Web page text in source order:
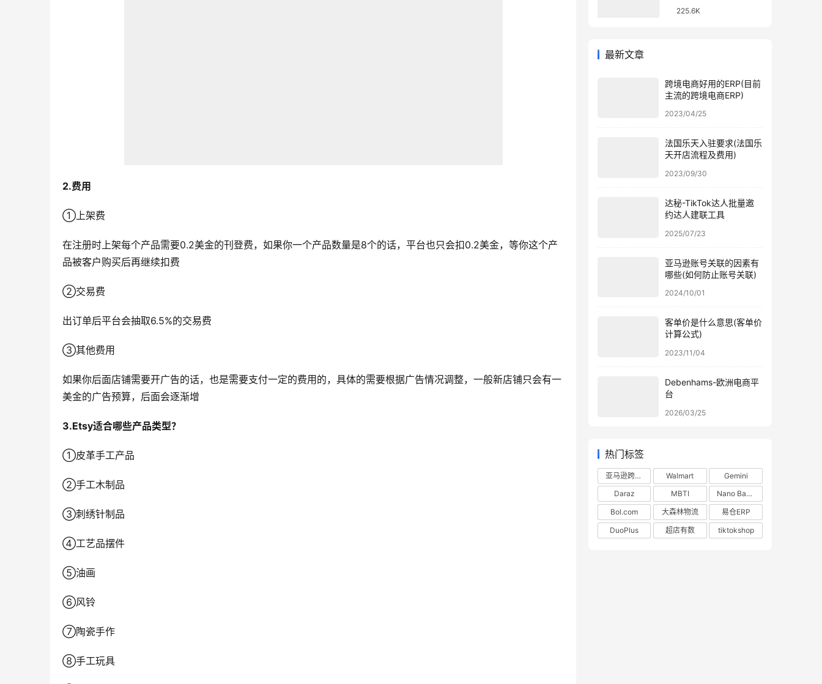
2.费用
①上架费
在注册时上架每个产品需要0.2美金的刊登费，如果你一个产品数量是8个的话，平台也只会扣0.2美金，等你这个产
品被客户购买后再继续扣费
②交易费
出订单后平台会抽取6.5%的交易费
③其他费用
如果你后面店铺需要开广告的话，也是需要支付一定的费用的，具体的需要根据广告情况调整，一般新店铺只会有一
美金的广告预算，后面会逐渐增
3.Etsy适合哪些产品类型？
①皮革手工产品
②手工木制品
③刺绣针制品
④工艺品摆件
⑤油画
⑥风铃
⑦陶瓷手作
⑧手工玩具
225.6K
最新文章
跨境电商好用的ERP(目前
主流的跨境电商ERP)
2023/04/25
法国乐天入驻要求(法国乐
天开店流程及费用)
2023/09/30
达秘-TikTok达人批量邀
约达人建联工具
2025/07/23
亚马逊账号关联的因素有
哪些(如何防止账号关联)
2024/10/01
客单价是什么意思(客单价
计算公式)
2023/11/04
Debenhams-欧洲电商平
台
2026/03/25
热门标签
亚马逊跨境电商 Walmart
Gemini
Daraz
MBTI
Nano Banana
Bol.com
大森林物流
易仓ERP
DuoPlus
超店有数 tiktokshop